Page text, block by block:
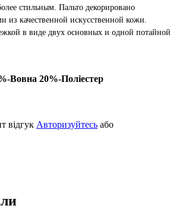
стильным. Пальто декорировано
из качественной искусственной кожи.
в виде двух основных и одной потайной
Вовна 20%-Поліестер
відгук Авторизуйтесь або